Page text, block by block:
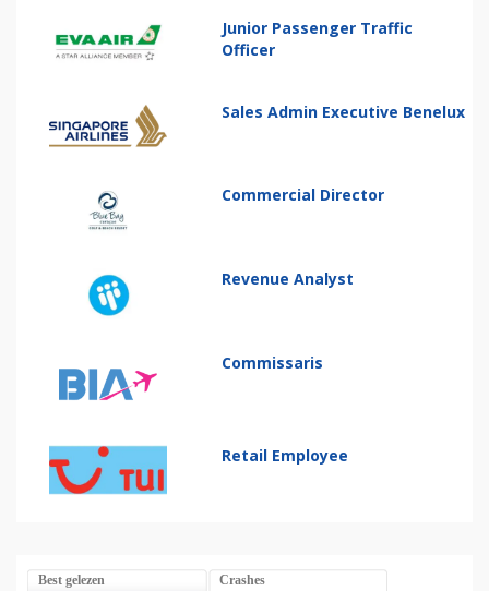
Junior Passenger Traffic
Officer
Sales Admin Executive Benelux
Commercial Director
Revenue Analyst
Commissaris
Retail Employee
Best gelezen Crashes